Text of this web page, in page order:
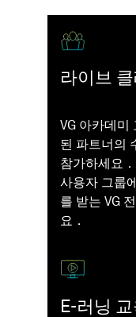
라이브
VG 아카데미
된 파트너의
참가하세요
사용자 그룹
를 받는 VG
요．
E-러닝